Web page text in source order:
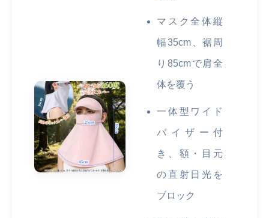
マスク全体縦
幅35cm、裾周
り85cmで肩全
体を覆う
一体型ワイド
バイザー付
き、額・目元
の直射日光を
ブロック